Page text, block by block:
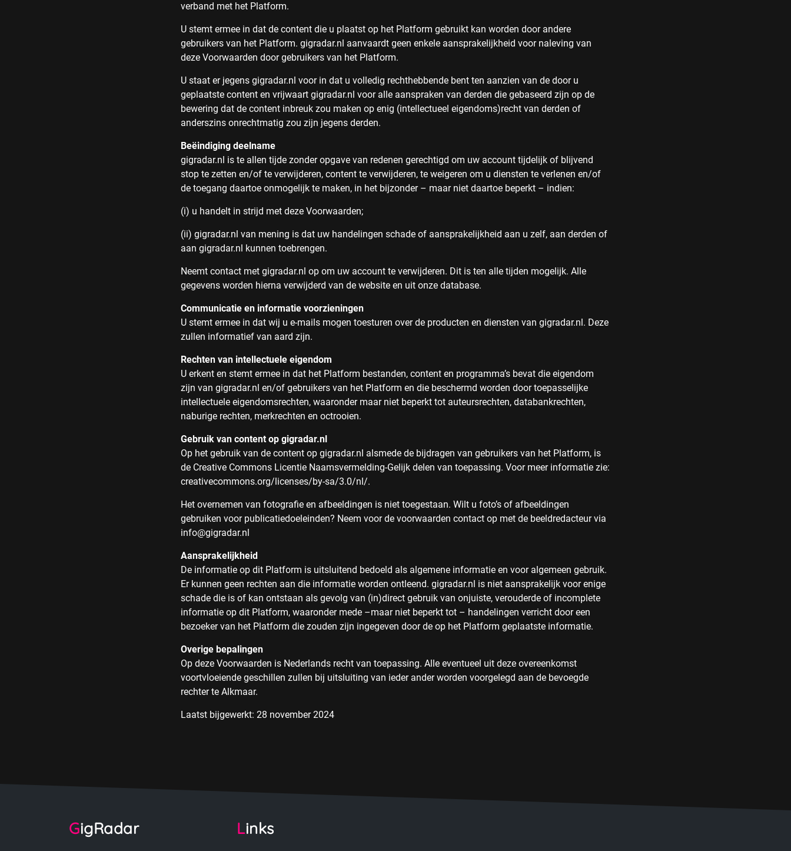
verband met het Platform.
U stemt ermee in dat de content die u plaatst op het Platform gebruikt kan worden door andere
gebruikers van het Platform. gigradar.nl aanvaardt geen enkele aansprakelijkheid voor naleving van
deze Voorwaarden door gebruikers van het Platform.
U staat er jegens gigradar.nl voor in dat u volledig rechthebbende bent ten aanzien van de door u
geplaatste content en vrijwaart gigradar.nl voor alle aanspraken van derden die gebaseerd zijn op de
bewering dat de content inbreuk zou maken op enig (intellectueel eigendoms)recht van derden of
anderszins onrechtmatig zou zijn jegens derden.
Beëindiging deelname
gigradar.nl is te allen tijde zonder opgave van redenen gerechtigd om uw account tijdelijk of blijvend
stop te zetten en/of te verwijderen, content te verwijderen, te weigeren om u diensten te verlenen en/of
de toegang daartoe onmogelijk te maken, in het bijzonder – maar niet daartoe beperkt – indien:
(i) u handelt in strijd met deze Voorwaarden;
(ii) gigradar.nl van mening is dat uw handelingen schade of aansprakelijkheid aan u zelf, aan derden of
aan gigradar.nl kunnen toebrengen.
Neemt contact met gigradar.nl op om uw account te verwijderen. Dit is ten alle tijden mogelijk. Alle
gegevens worden hierna verwijderd van de website en uit onze database.
Communicatie en informatie voorzieningen
U stemt ermee in dat wij u e-mails mogen toesturen over de producten en diensten van gigradar.nl. Deze
zullen informatief van aard zijn.
Rechten van intellectuele eigendom
U erkent en stemt ermee in dat het Platform bestanden, content en programma’s bevat die eigendom
zijn van gigradar.nl en/of gebruikers van het Platform en die beschermd worden door toepasselijke
intellectuele eigendomsrechten, waaronder maar niet beperkt tot auteursrechten, databankrechten,
naburige rechten, merkrechten en octrooien.
Gebruik van content op gigradar.nl
Op het gebruik van de content op gigradar.nl alsmede de bijdragen van gebruikers van het Platform, is
de Creative Commons Licentie Naamsvermelding-Gelijk delen van toepassing. Voor meer informatie zie:
creativecommons.org/licenses/by-sa/3.0/nl/.
Het overnemen van fotografie en afbeeldingen is niet toegestaan. Wilt u foto’s of afbeeldingen
gebruiken voor publicatiedoeleinden? Neem voor de voorwaarden contact op met de beeldredacteur via
info@gigradar.nl
Aansprakelijkheid
De informatie op dit Platform is uitsluitend bedoeld als algemene informatie en voor algemeen gebruik.
Er kunnen geen rechten aan die informatie worden ontleend. gigradar.nl is niet aansprakelijk voor enige
schade die is of kan ontstaan als gevolg van (in)direct gebruik van onjuiste, verouderde of incomplete
informatie op dit Platform, waaronder mede –maar niet beperkt tot – handelingen verricht door een
bezoeker van het Platform die zouden zijn ingegeven door de op het Platform geplaatste informatie.
Overige bepalingen
Op deze Voorwaarden is Nederlands recht van toepassing. Alle eventueel uit deze overeenkomst
voortvloeiende geschillen zullen bij uitsluiting van ieder ander worden voorgelegd aan de bevoegde
rechter te Alkmaar.
Laatst bijgewerkt: 28 november 2024
GigRadar Links